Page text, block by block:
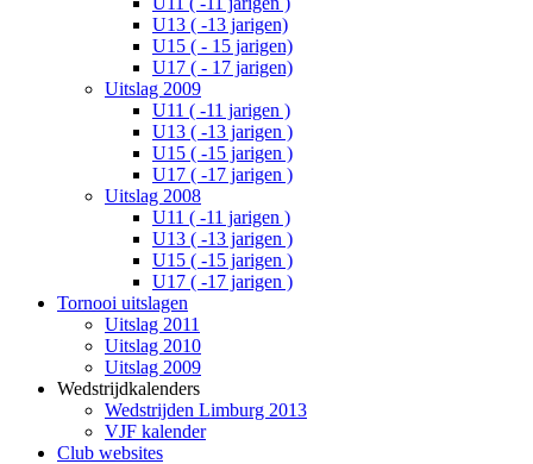
U13 ( -13 jarigen)
U15 ( - 15 jarigen)
U17 ( - 17 jarigen)
Uitslag 2009
U11 ( -11 jarigen )
U13 ( -13 jarigen )
U15 ( -15 jarigen )
U17 ( -17 jarigen )
Uitslag 2008
U11 ( -11 jarigen )
U13 ( -13 jarigen )
U15 ( -15 jarigen )
U17 ( -17 jarigen )
Tornooi uitslagen
Uitslag 2011
Uitslag 2010
Uitslag 2009
Wedstrijdkalenders
Wedstrijden Limburg 2013
VJF kalender
Club websites